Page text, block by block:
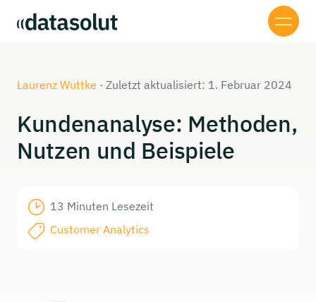
Laurenz Wuttke · Zuletzt aktualisiert: 1. Februar 2024
Kundenanalyse: Methoden,
Nutzen und Beispiele
13 Minuten Lesezeit
Customer Analytics